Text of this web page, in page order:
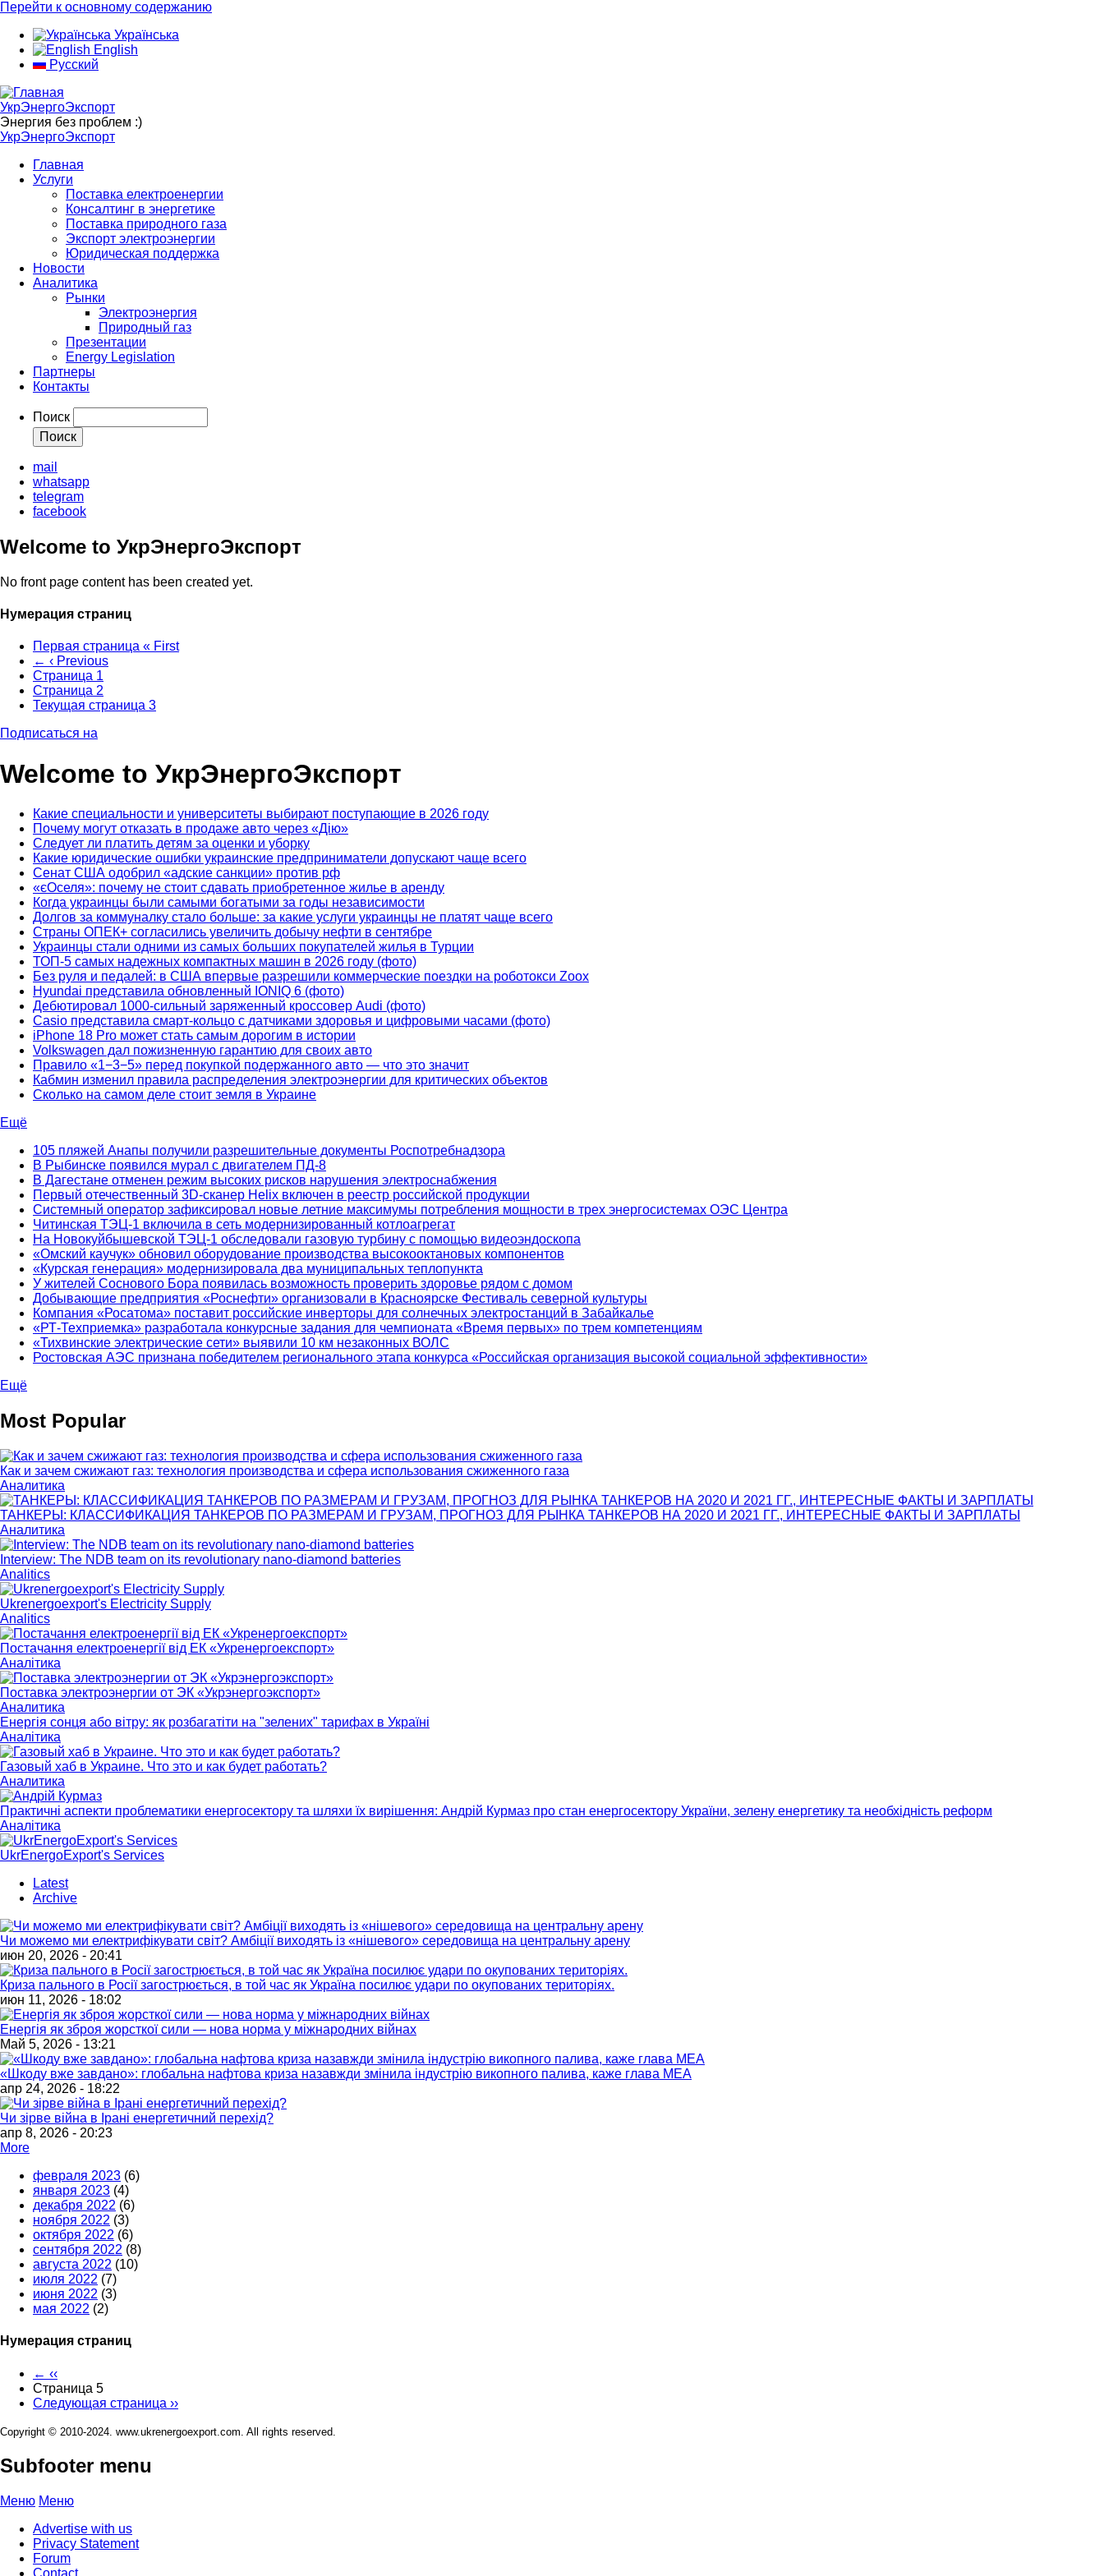
Перейти к основному содержанию
Українська
English
Русский
УкрЭнергоЭкспорт
Энергия без проблем :)
УкрЭнергоЭкспорт
Главная
Услуги
Поставка електроенергии
Консалтинг в энергетике
Поставка природного газа
Экспорт электроэнергии
Юридическая поддержка
Новости
Аналитика
Рынки
Электроэнергия
Природный газ
Презентации
Energy Legislation
Партнеры
Контакты
Поиск
mail
whatsapp
telegram
facebook
Welcome to УкрЭнергоЭкспорт
No front page content has been created yet.
Нумерация страниц
Первая страница « First
← ‹ Previous
Страница 1
Страница 2
Текущая страница 3
Подписаться на
Welcome to УкрЭнергоЭкспорт
Какие специальности и университеты выбирают поступающие в 2026 году
Почему могут отказать в продаже авто через «Дію»
Следует ли платить детям за оценки и уборку
Какие юридические ошибки украинские предприниматели допускают чаще всего
Сенат США одобрил «адские санкции» против рф
«єОселя»: почему не стоит сдавать приобретенное жилье в аренду
Когда украинцы были самыми богатыми за годы независимости
Долгов за коммуналку стало больше: за какие услуги украинцы не платят чаще всего
Страны ОПЕК+ согласились увеличить добычу нефти в сентябре
Украинцы стали одними из самых больших покупателей жилья в Турции
ТОП-5 самых надежных компактных машин в 2026 году (фото)
Без руля и педалей: в США впервые разрешили коммерческие поездки на роботокси Zoox
Hyundai представила обновленный IONIQ 6 (фото)
Дебютировал 1000-сильный заряженный кроссовер Audi (фото)
Casio представила смарт-кольцо с датчиками здоровья и цифровыми часами (фото)
iPhone 18 Pro может стать самым дорогим в истории
Volkswagen дал пожизненную гарантию для своих авто
Правило «1−3−5» перед покупкой подержанного авто — что это значит
Кабмин изменил правила распределения электроэнергии для критических объектов
Сколько на самом деле стоит земля в Украине
Ещё
105 пляжей Анапы получили разрешительные документы Роспотребнадзора
В Рыбинске появился мурал с двигателем ПД-8
В Дагестане отменен режим высоких рисков нарушения электроснабжения
Первый отечественный 3D-сканер Helix включен в реестр российской продукции
Системный оператор зафиксировал новые летние максимумы потребления мощности в трех энергосистемах ОЭС Центра
Читинская ТЭЦ-1 включила в сеть модернизированный котлоагрегат
На Новокуйбышевской ТЭЦ-1 обследовали газовую турбину с помощью видеоэндоскопа
«Омский каучук» обновил оборудование производства высокооктановых компонентов
«Курская генерация» модернизировала два муниципальных теплопункта
У жителей Соснового Бора появилась возможность проверить здоровье рядом с домом
Добывающие предприятия «Роснефти» организовали в Красноярске Фестиваль северной культуры
Компания «Росатома» поставит российские инверторы для солнечных электростанций в Забайкалье
«РТ-Техприемка» разработала конкурсные задания для чемпионата «Время первых» по трем компетенциям
«Тихвинские электрические сети» выявили 10 км незаконных ВОЛС
Ростовская АЭС признана победителем регионального этапа конкурса «Российская организация высокой социальной эффективности»
Ещё
Most Popular
Как и зачем сжижают газ: технология производства и сфера использования сжиженного газа
Аналитика
ТАНКЕРЫ: КЛАССИФИКАЦИЯ ТАНКЕРОВ ПО РАЗМЕРАМ И ГРУЗАМ, ПРОГНОЗ ДЛЯ РЫНКА ТАНКЕРОВ НА 2020 И 2021 ГГ., ИНТЕРЕСНЫЕ ФАКТЫ И ЗАРПЛАТЫ
Аналитика
Interview: The NDB team on its revolutionary nano-diamond batteries
Analitics
Ukrenergoexport's Electricity Supply
Analitics
Постачання електроенергії від ЕК «Укренергоекспорт»
Аналітика
Поставка электроэнергии от ЭК «Укрэнергоэкспорт»
Аналитика
Енергія сонця або вітру: як розбагатіти на "зелених" тарифах в Україні
Аналітика
Газовый хаб в Украине. Что это и как будет работать?
Аналитика
Практичні аспекти проблематики енергосектору та шляхи їх вирішення: Андрій Курмаз про стан енергосектору України, зелену енергетику та необхідність реформ
Аналітика
UkrEnergoExport's Services
Latest
Archive
Чи можемо ми електрифікувати світ? Амбіції виходять із «нішевого» середовища на центральну арену
июн 20, 2026 - 20:41
Криза пального в Росії загострюється, в той час як Україна посилює удари по окупованих територіях.
июн 11, 2026 - 18:02
Енергія як зброя жорсткої сили — нова норма у міжнародних війнах
Май 5, 2026 - 13:21
«Шкоду вже завдано»: глобальна нафтова криза назавжди змінила індустрію викопного палива, каже глава МЕА
апр 24, 2026 - 18:22
Чи зірве війна в Ірані енергетичний перехід?
апр 8, 2026 - 20:23
More
февраля 2023 (6)
января 2023 (4)
декабря 2022 (6)
ноября 2022 (3)
октября 2022 (6)
сентября 2022 (8)
августа 2022 (10)
июля 2022 (7)
июня 2022 (3)
мая 2022 (2)
Нумерация страниц
← ‹‹
Страница 5
Следующая страница ››
Copyright © 2010-2024. www.ukrenergoexport.com. All rights reserved.
Subfooter menu
Меню Меню
Advertise with us
Privacy Statement
Forum